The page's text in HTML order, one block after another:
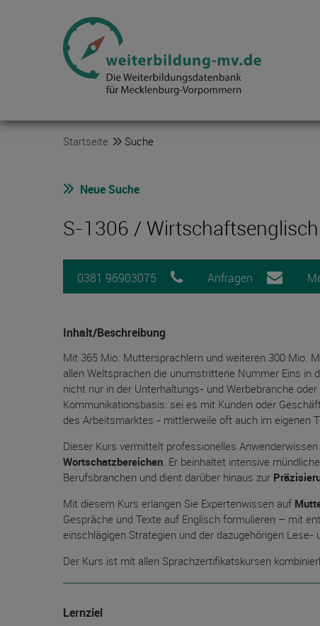
Startseite Suche
Neue Suche
S-1306 /
0381 96903075 Anfragen
Inhalt/Beschreibung
Mit 365 Mio. Muttersprachlern und weiteren 300 Mio.
allen Weltsprachen die unumstrittene Nummer Eins in
nicht nur in der Unterhaltungs- und Werbebranche
Kommunikationsbasis: sei es mit Kunden oder
des Arbeitsmarktes - mittlerweile oft auch im eigenen
Dieser Kurs vermittelt professionelles
Wortschatzbereichen. Er beinhaltet intensive
Berufsbranchen und dient darüber hinaus zur
Mit diesem Kurs erlangen Sie Expertenwissen auf
Gespräche und Texte auf Englisch formulieren – mit
einschlägigen Strategien und der dazugehörigen Lese-
Der Kurs ist mit allen Sprachzertifikatskursen
Lernziel